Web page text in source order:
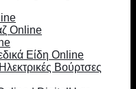
Online
Είδη Online
Βούρτσες